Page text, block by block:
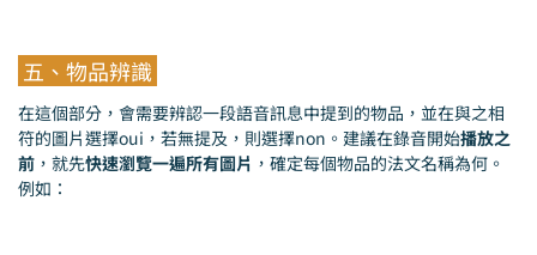
五、物品辨識
在這個部分，會需要辨認一段語音訊息中提到的物品，並在與之相
符的圖片選擇oui，若無提及，則選擇non。建議在錄音開始播放之
前 ，就先快速瀏覽一遍所有圖片 ，確定每個物品的法文名稱為何。
例如：